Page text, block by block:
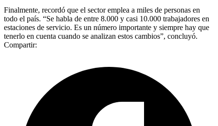
Finalmente, recordó que el sector emplea a miles de personas en
todo el país. “Se habla de entre 8.000 y casi 10.000 trabajadores en
estaciones de servicio. Es un número importante y siempre hay que
tenerlo en cuenta cuando se analizan estos cambios”, concluyó.
Compartir: